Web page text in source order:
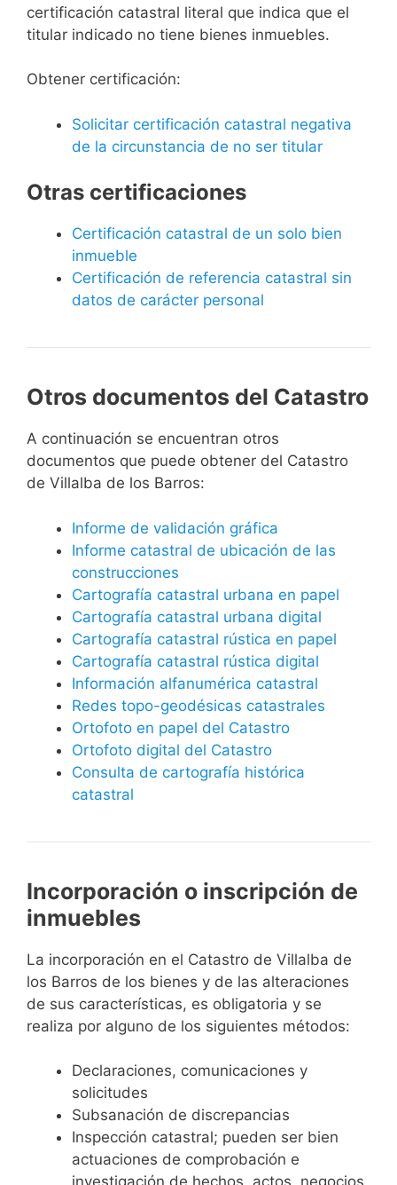
certificación catastral literal que indica que el
titular indicado no tiene bienes inmuebles.
Obtener certificación:
Solicitar certificación catastral negativa
de la circunstancia de no ser titular
Otras certificaciones
Certificación catastral de un solo bien
inmueble
Certificación de referencia catastral sin
datos de carácter personal
Otros documentos del Catastro
A continuación se encuentran otros
documentos que puede obtener del Catastro
de Villalba de los Barros:
Informe de validación gráfica
Informe catastral de ubicación de las
construcciones
Cartografía catastral urbana en papel
Cartografía catastral urbana digital
Cartografía catastral rústica en papel
Cartografía catastral rústica digital
Información alfanumérica catastral
Redes topo-geodésicas catastrales
Ortofoto en papel del Catastro
Ortofoto digital del Catastro
Consulta de cartografía histórica
catastral
Incorporación o inscripción de
inmuebles
La incorporación en el Catastro de Villalba de
los Barros de los bienes y de las alteraciones
de sus características, es obligatoria y se
realiza por alguno de los siguientes métodos:
Declaraciones, comunicaciones y
solicitudes
Subsanación de discrepancias
Inspección catastral; pueden ser bien
actuaciones de comprobación e